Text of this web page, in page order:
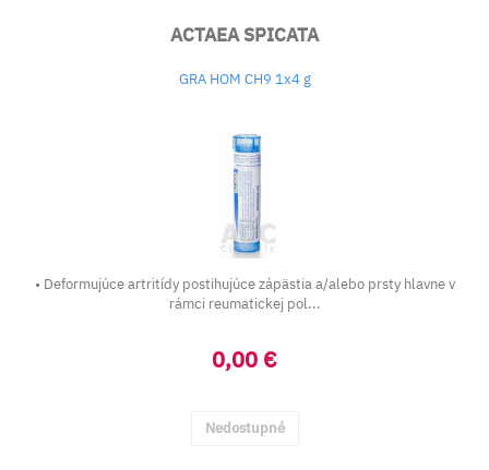
ACTAEA SPICATA
GRA HOM CH9 1x4 g
• Deformujúce artritídy postihujúce zápästia a/alebo prsty hlavne v
rámci reumatickej pol...
0,00 €
Nedostupné